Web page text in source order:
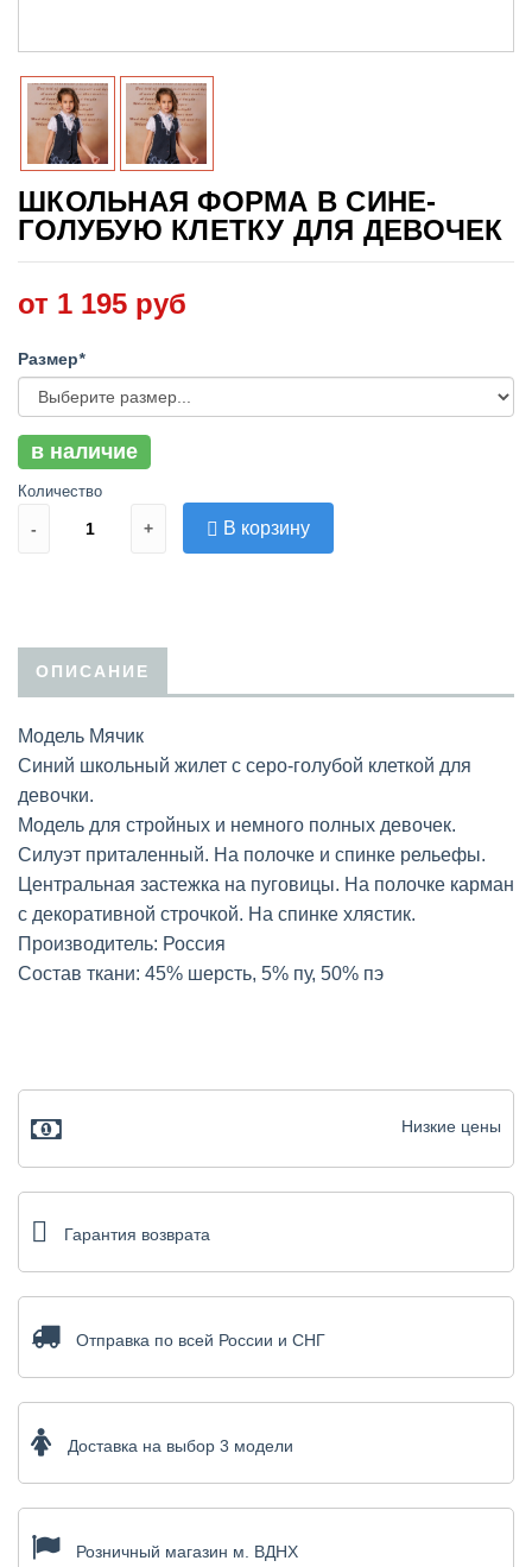
ШКОЛЬНАЯ ФОРМА В СИНЕ-
ГОЛУБУЮ КЛЕТКУ ДЛЯ ДЕВОЧЕК
от 1 195 руб
Размер*
в наличие
Количество
- + В корзину
ОПИСАНИЕ
Модель Мячик
Синий школьный жилет с серо-голубой клеткой для
девочки.
Модель для стройных и немного полных девочек.
Силуэт приталенный. На полочке и спинке рельефы.
Центральная застежка на пуговицы. На полочке карман
с декоративной строчкой. На спинке хлястик.
Производитель: Россия
Состав ткани: 45% шерсть, 5% пу, 50% пэ
Низкие цены
Гарантия возврата
Отправка по всей России и СНГ
Доставка на выбор 3 модели
Розничный магазин м. ВДНХ